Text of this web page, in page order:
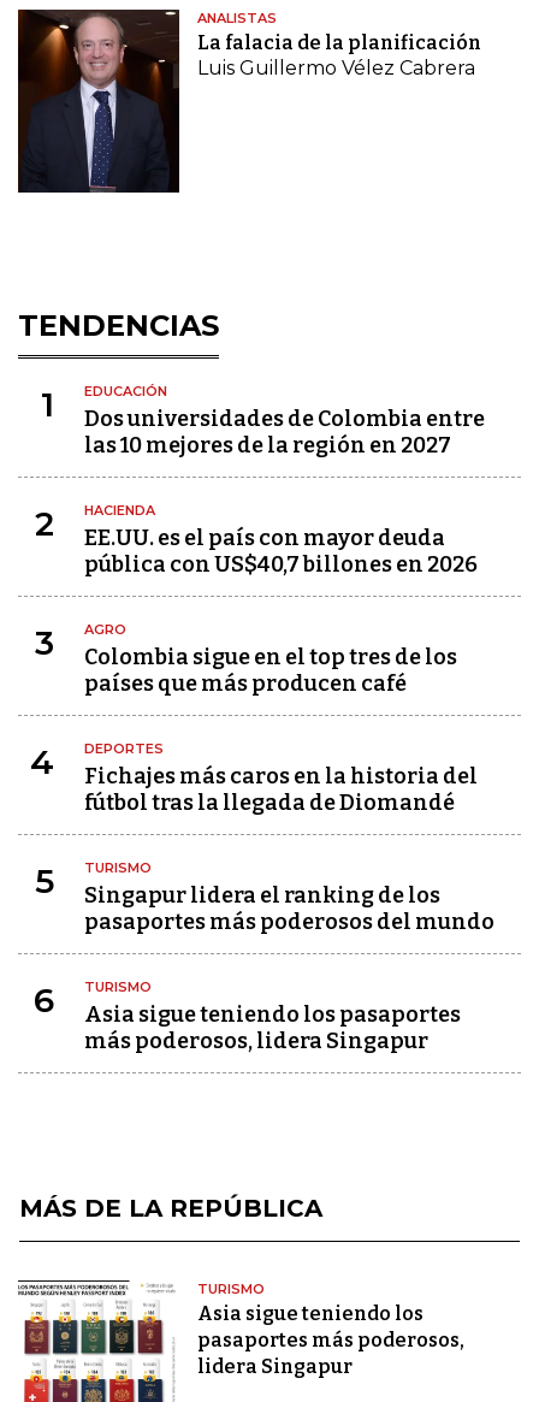
ANALISTAS
La falacia de la planificación
Luis Guillermo Vélez Cabrera
TENDENCIAS
1 EDUCACIÓN
Dos universidades de Colombia entre
las 10 mejores de la región en 2027
2 HACIENDA
EE.UU. es el país con mayor deuda
pública con US$40,7 billones en 2026
3 AGRO
Colombia sigue en el top tres de los
países que más producen café
4 DEPORTES
Fichajes más caros en la historia del
fútbol tras la llegada de Diomandé
5 TURISMO
Singapur lidera el ranking de los
pasaportes más poderosos del mundo
6 TURISMO
Asia sigue teniendo los pasaportes
más poderosos, lidera Singapur
MÁS DE LA REPÚBLICA
TURISMO
Asia sigue teniendo los
pasaportes más poderosos,
lidera Singapur